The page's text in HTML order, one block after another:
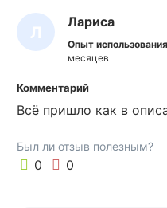
Л
А
И
А
Лариса
Опыт
месяцев
Комментарий
Всё пришло как в
Был ли отзыв полезным?
0 0